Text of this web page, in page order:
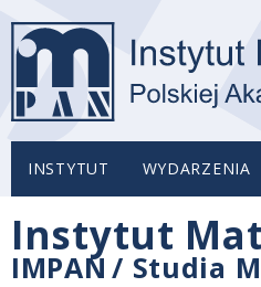
INSTYTUT WYDARZENIA
Instytut
IMPAN / Studia